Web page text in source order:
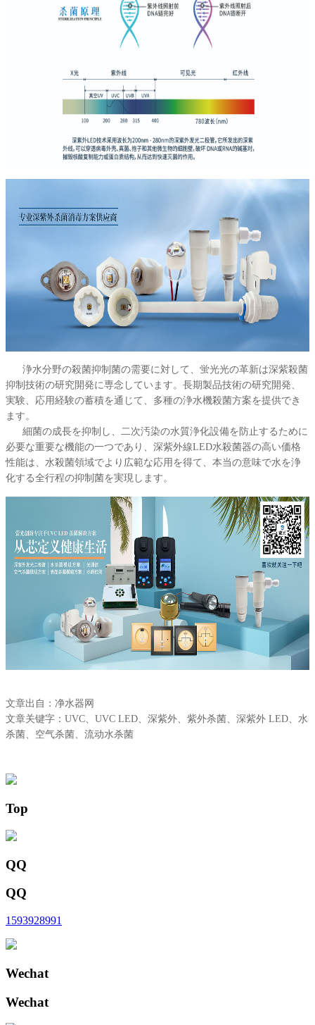
浄水分野の殺菌抑制菌の需要に対して、蛍光光の革新は深紫殺菌
抑制技術の研究開発に専念しています。長期製品技術の研究開発、
実験、応用経験の蓄積を通じて、多種の浄水機殺菌方案を提供でき
ます。
細菌の成長を抑制し、二次汚染の水質浄化設備を防止するために
必要な重要な機能の一つであり、深紫外線LED水殺菌器の高い価格
性能は、水殺菌領域でより広範な応用を得て、本当の意味で水を浄
化する全行程の抑制菌を実現します。
文章出自：净水器网
文章关键字：UVC、UVC LED、深紫外、紫外杀菌、深紫外 LED、水
杀菌、空气杀菌、流动水杀菌
Top
QQ
QQ
1593928991
Wechat
Wechat